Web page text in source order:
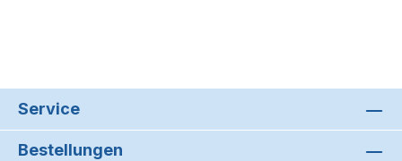
Service
Bestellungen